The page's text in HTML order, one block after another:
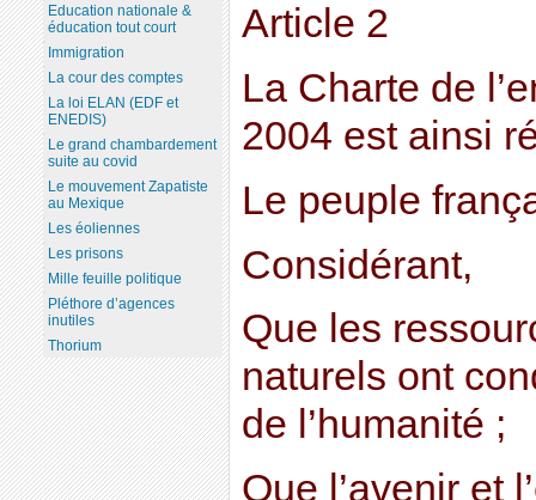
Article 2
La Charte de
2004 est ainsi
Le peuple
Considérant,
Que les
naturels ont
de l’humanité ;
Que l’avenir et
Education nationale &
éducation tout court
Immigration
La cour des comptes
La loi ELAN (EDF et
ENEDIS)
Le grand chambardement
suite au covid
Le mouvement Zapatiste
au Mexique
Les éoliennes
Les prisons
Mille feuille politique
Pléthore d’agences
inutiles
Thorium